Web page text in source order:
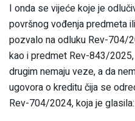
I onda se vijeće koje je
površnog vođenja predmeta
pozvalo na odluku Rev-704/
kao i predmet Rev-843/
drugim nemaju veze, a da
ugovora o kreditu čija se
Rev-704/2024, koja je glasila: